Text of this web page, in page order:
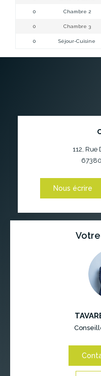
0 Chambre 2
0 Chambre 3
0 Séjour-Cuisine
112,
67380
Nous écrire